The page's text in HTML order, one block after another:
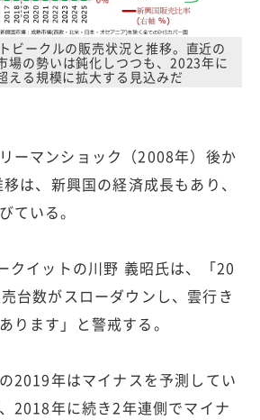
ビークルの販売状況と推移。直近の
場の勢いは鈍化しつつも、2023年に
える規模に拡大する見込みだ
ーマンショック（2008年）後か
は、新興国の経済成長もあり、
ている。
クイットの川野 義昭氏は、「20
台数がスローダウンし、雲行き
ります」と警戒する。
2019年はマイナスを予測してい
2018年に続き2年連側でマイナ